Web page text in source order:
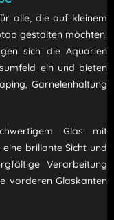
alle, die auf kleinem
gestalten möchten.
sich die Aquarien
ein und bieten
Garnelenhaltung
Glas mit
brillante Sicht und
Verarbeitung
vorderen Glaskanten